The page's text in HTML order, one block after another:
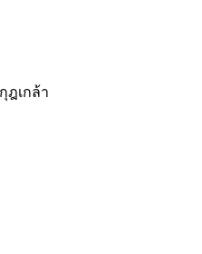
ฎเกล้า